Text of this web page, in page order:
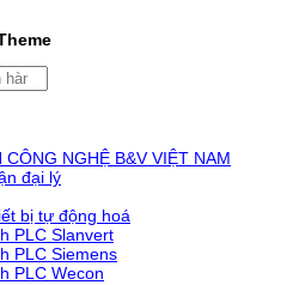
NGHỆ B&V VIỆT NAM
đại lý
bị tự động hoá
PLC Slanvert
PLC Siemens
PLC Wecon